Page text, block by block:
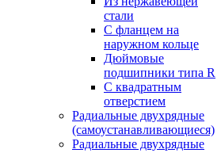
стали
С фланцем на
наружном кольце
Дюймовые
подшипники типа R
С квадратным
отверстием
Радиальные двухрядные
(самоустанавливающиеся)
Радиальные двухрядные